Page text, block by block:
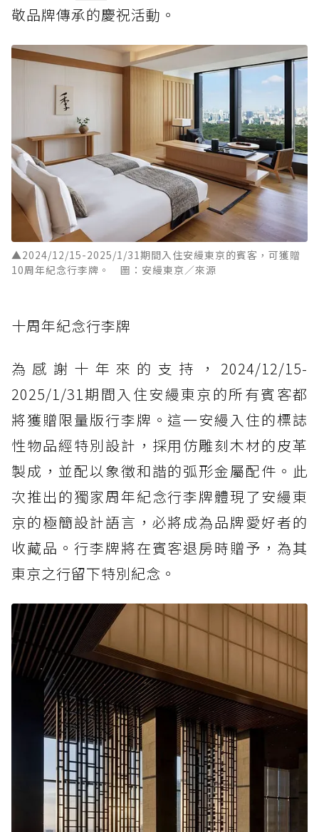
敬品牌傳承的慶祝活動。
▲2024/12/15-2025/1/31期間入住安縵東京的賓客，可獲贈
10周年紀念行李牌。 圖：安縵東京／來源
十周年紀念行李牌
為感謝十年來的支持，2024/12/15-
2025/1/31期間入住安縵東京的所有賓客都
將獲贈限量版行李牌。這一安縵入住的標誌
性物品經特別設計，採用仿雕刻木材的皮革
製成，並配以象徵和諧的弧形金屬配件。此
次推出的獨家周年紀念行李牌體現了安縵東
京的極簡設計語言，必將成為品牌愛好者的
收藏品。行李牌將在賓客退房時贈予，為其
東京之行留下特別紀念。